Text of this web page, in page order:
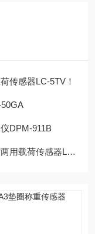
传感器LC-5TV！
DPM-911B
感器LUX-B-50N-ID